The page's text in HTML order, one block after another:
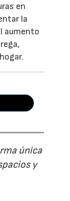
en
la
aumento
única
y